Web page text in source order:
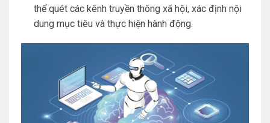
thể quét các kênh truyền thông xã hội, xác định nội
dung mục tiêu và thực hiện hành động.